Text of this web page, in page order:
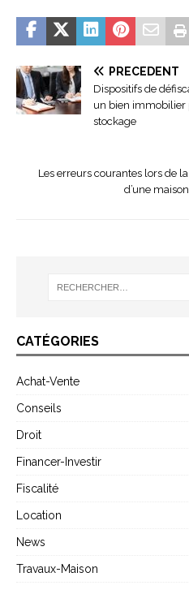
PRÉCÉDENT
Dispositifs de
un bien immobilier
stockage
Les erreurs courantes lors de
d’une
CATÉGORIES
Achat-Vente
Conseils
Droit
Financer-Investir
Fiscalité
Location
News
Travaux-Maison